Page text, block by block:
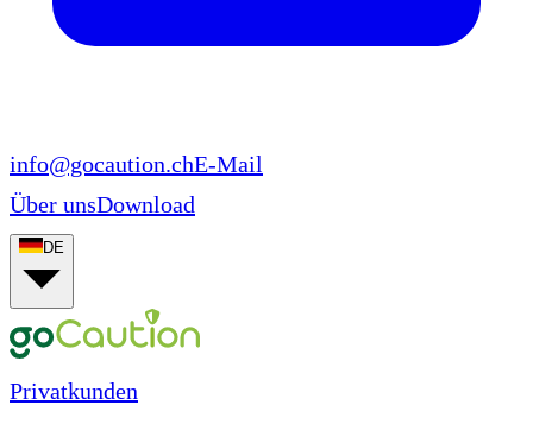
info@gocaution.chE-Mail
Über unsDownload
DE
Privatkunden